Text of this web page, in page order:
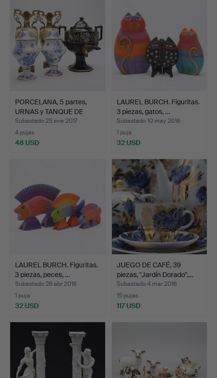
PORCELANA, 5 partes,
URNAS y TANQUE DE
AGU…
Subastado 25 ene 2017
4 pujas
48 USD
LAUREL BURCH. Figuritas.
3 piezas, gatos, …
Subastado 10 may 2016
1 puja
32 USD
LAUREL BURCH. Figuritas.
3 piezas, peces, …
Subastado 26 abr 2016
1 puja
32 USD
JUEGO DE CAFÉ, 39
piezas, "Jardín Dorado",…
Subastado 4 mar 2016
15 pujas
117 USD